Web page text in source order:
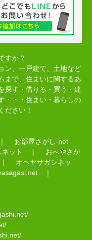
すか？
ン、一戸建て、土地など
まで、住まいに関するあ
探す・借りる・買う・建
・・・住まい・暮らしの
ださい！
お部屋さがし-net
ット ｜ おへやさが
オヘヤサガシネッ
｜